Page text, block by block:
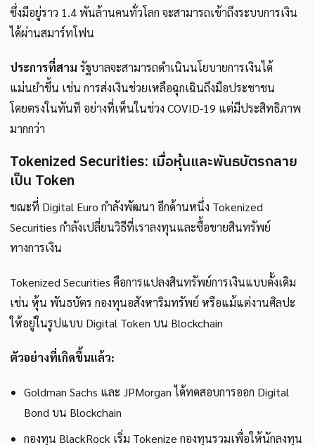
ซึ่งมีอยู่ราว 1.4 พันล้านคนทั่วโลก จะสามารถเข้าถึงระบบการเงิน
ได้ผ่านสมาร์ทโฟน
ประการที่สาม รัฐบาลจะสามารถดำเนินนโยบายการเงินได้
แม่นยำขึ้น เช่น การส่งเงินช่วยเหลือฉุกเฉินถึงมือประชาชน
โดยตรงในทันที อย่างที่เห็นในช่วง COVID-19 แต่มีประสิทธิภาพ
มากกว่า
Tokenized Securities: เมื่อหุ้นและพันธบัตรกลาย
เป็น Token
ขณะที่ Digital Euro กำลังพัฒนา อีกด้านหนึ่ง Tokenized
Securities กำลังเปลี่ยนวิธีที่เราลงทุนและซื้อขายสินทรัพย์
ทางการเงิน
Tokenized Securities คือการแปลงสินทรัพย์การเงินแบบดั้งเดิม
เช่น หุ้น พันธบัตร กองทุนอสังหาริมทรัพย์ หรือแม้แต่งานศิลปะ
ให้อยู่ในรูปแบบ Digital Token บน Blockchain
ตัวอย่างที่เกิดขึ้นแล้ว:
Goldman Sachs และ JPMorgan ได้ทดสอบการออก Digital
Bond บน Blockchain
กองทุน BlackRock เริ่ม Tokenize กองทุนรวมเพื่อให้นักลงทุน